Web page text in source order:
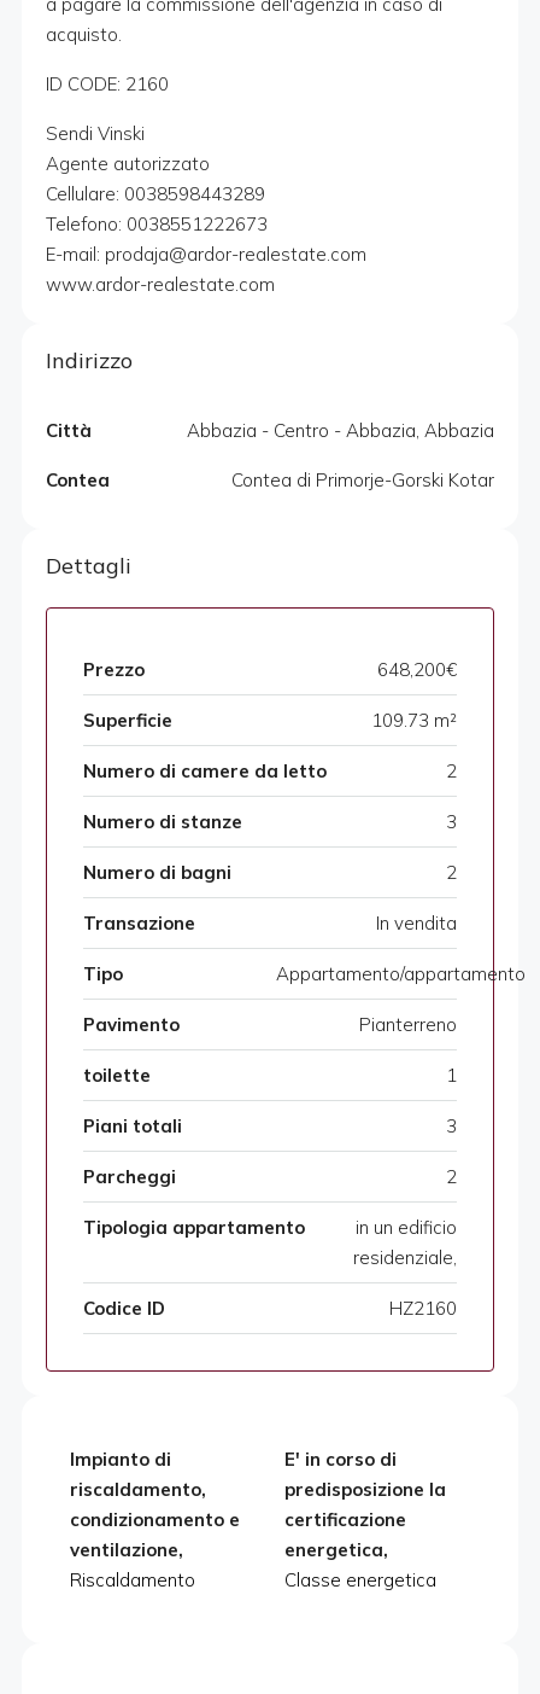
a pagare la commissione dell'agenzia in caso di
acquisto.
ID CODE: 2160
Sendi Vinski
Agente autorizzato
Cellulare: 0038598443289
Telefono: 0038551222673
E-mail: prodaja@ardor-realestate.com
www.ardor-realestate.com
Indirizzo
Città Abbazia - Centro - Abbazia, Abbazia
Contea Contea di Primorje-Gorski Kotar
Dettagli
Prezzo 648,200€
Superficie 109.73 m²
Numero di camere da letto 2
Numero di stanze 3
Numero di bagni 2
Transazione In vendita
Tipo Appartamento/appartamento
Pavimento Pianterreno
toilette 1
Piani totali 3
Parcheggi 2
Tipologia appartamento
in un edificio
residenziale,
Codice ID HZ2160
Impianto di
riscaldamento,
condizionamento e
ventilazione,
Riscaldamento
E' in corso di
predisposizione la
certificazione
energetica,
Classe energetica